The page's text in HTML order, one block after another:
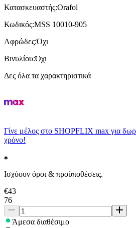
Κατασκευαστής:Orafol
Κωδικός:MSS 10010-905
Αφρώδες:Όχι
Βινυλίου:Όχι
Δες όλα τα χαρακτηριστικά
Γίνε μέλος στο SHOPFLIX max για
χρόνο!
Ισχύουν όροι & προϋποθέσεις.
€43
76
Άμεσα διαθέσιμο